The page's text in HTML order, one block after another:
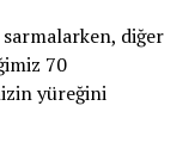
diğer
70
yüreğini